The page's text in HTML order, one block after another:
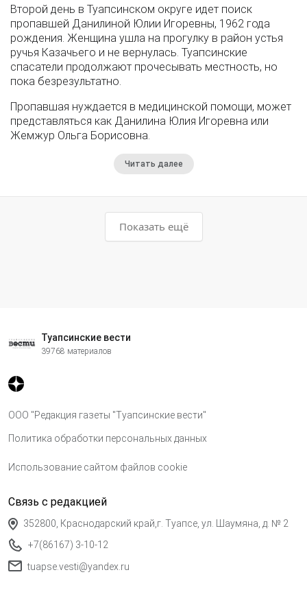
Второй день в Туапсинском округе идет поиск
пропавшей Данилиной Юлии Игоревны, 1962 года
рождения. Женщина ушла на прогулку в район устья
ручья Казачьего и не вернулась. Туапсинские
спасатели продолжают прочесывать местность, но
пока безрезультатно.
Пропавшая нуждается в медицинской помощи, может
представляться как Данилина Юлия Игоревна или
Жемжур Ольга Борисовна.
Читать далее
Показать ещё
Туапсинские вести
39768 материалов
ООО "Редакция газеты "Туапсинские вести"
Политика обработки персональных данных
Использование сайтом файлов cookie
Связь с редакцией
352800, Краснодарский край,г. Туапсе, ул. Шаумяна, д. № 2
+7(86167) 3-10-12
tuapse.vesti@yandex.ru